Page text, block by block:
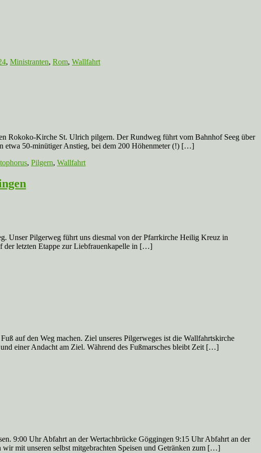
, Ministranten, Rom, Wallfahrt
Rokoko-Kirche St. Ulrich pilgern. Der Rundweg führt vom Bahnhof Seeg über
etwa 50-minütiger Anstieg, bei dem 200 Höhenmeter (!) […]
, Pilgern, Wallfahrt
Unser Pilgerweg führt uns diesmal von der Pfarrkirche Heilig Kreuz in
der letzten Etappe zur Liebfrauenkapelle in […]
auf den Weg machen. Ziel unseres Pilgerweges ist die Wallfahrtskirche
einer Andacht am Ziel. Während des Fußmarsches bleibt Zeit […]
9:00 Uhr Abfahrt an der Wertachbrücke Göggingen 9:15 Uhr Abfahrt an der
mit unseren selbst mitgebrachten Speisen und Getränken zum […]